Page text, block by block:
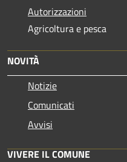
Autorizzazioni
Agricoltura e pesca
NOVITÀ
Notizie
Comunicati
Avvisi
VIVERE IL COMUNE